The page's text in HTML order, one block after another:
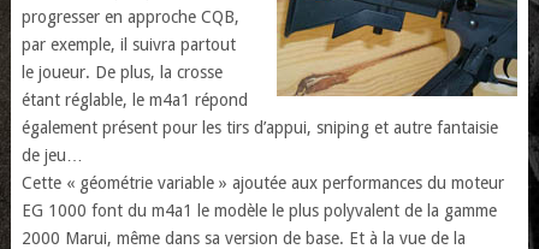
progresser en approche CQB,
par exemple, il suivra partout
le joueur. De plus, la crosse
étant réglable, le m4a1 répond
également présent pour les tirs d’appui, sniping et autre fantaisie
de jeu…
Cette « géométrie variable » ajoutée aux performances du moteur
EG 1000 font du m4a1 le modèle le plus polyvalent de la gamme
2000 Marui, même dans sa version de base. Et à la vue de la